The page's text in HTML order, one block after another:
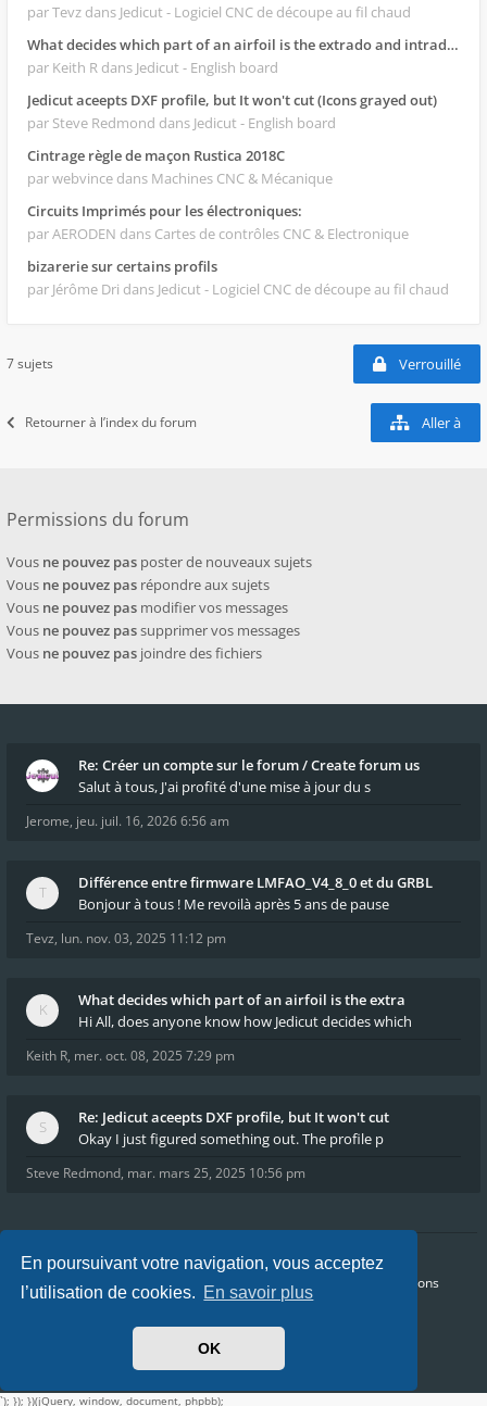
En poursuivant votre navigation, vous acceptez
l’utilisation de cookies. En savoir plus
OK
par Tevz dans Jedicut - Logiciel CNC de découpe au fil chaud
What decides which part of an airfoil is the extrado and intrado?
par Keith R dans Jedicut - English board
Jedicut aceepts DXF profile, but It won't cut (Icons grayed out)
par Steve Redmond dans Jedicut - English board
Cintrage règle de maçon Rustica 2018C
par webvince dans Machines CNC & Mécanique
Circuits Imprimés pour les électroniques:
par AERODEN dans Cartes de contrôles CNC & Electronique
bizarerie sur certains profils
par Jérôme Dri dans Jedicut - Logiciel CNC de découpe au fil chaud
Verrouillé
7 sujets
Retourner à l’index du forum Aller à
Permissions du forum
Vous ne pouvez pas poster de nouveaux sujets
Vous ne pouvez pas répondre aux sujets
Vous ne pouvez pas modifier vos messages
Vous ne pouvez passupprimer vos messages
Vous ne pouvez pas joindre des fichiers
Re: Créer un compte sur le forum / Create forum us
Salut à tous, J'ai profité d'une mise à jour du s
Jerome, jeu. juil. 16, 2026 6:56 am
Différence entre firmware LMFAO_V4_8_0 et du GRBL
Bonjour à tous ! Me revoilà après 5 ans de pause
Tevz, lun. nov. 03, 2025 11:12 pm
What decides which part of an airfoil is the extra
Hi All, does anyone know how Jedicut decides which
Keith R, mer. oct. 08, 2025 7:29 pm
Re: Jedicut aceepts DXF profile, but It won't cut
Okay I just figured something out. The profile p
Steve Redmond, mar. mars 25, 2025 10:56 pm
Accueil Index du forum Confidentialité
Conditions
Nous sommes le dim. août 09, 2026 2:52 pm
`); }); })(jQuery, window, document, phpbb);